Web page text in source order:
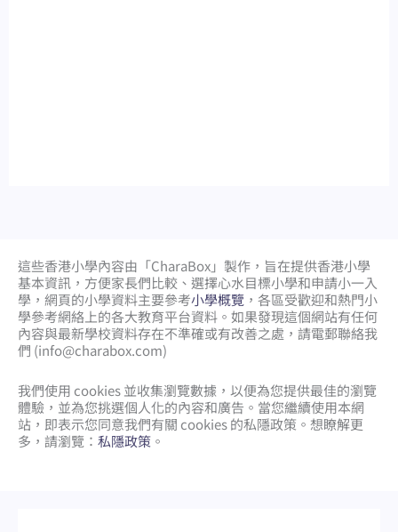
這些香港小學內容由「CharaBox」製作，旨在提供香港小學
基本資訊，方便家長們比較、 選擇心水目標小學和申請小一入
學，網頁的小學資料主要參考小學概覽 ，各區受歡迎和熱門小
學參考網絡上的各大教育平台資料。如果發現這個網站有任何
內容與最新學校資料存在不準確或有改善之處，請電郵聯絡我
們 (info@charabox.com)
我們使用 cookies 並收集瀏覽數據，以便為您提供最佳的瀏覽
體驗，並為您挑選個人化的內容和廣告。當您繼續使用本網
站，即表示您同意我們有關 cookies 的私隱政策。想瞭解更
多，請瀏覽： 私隱政策 。